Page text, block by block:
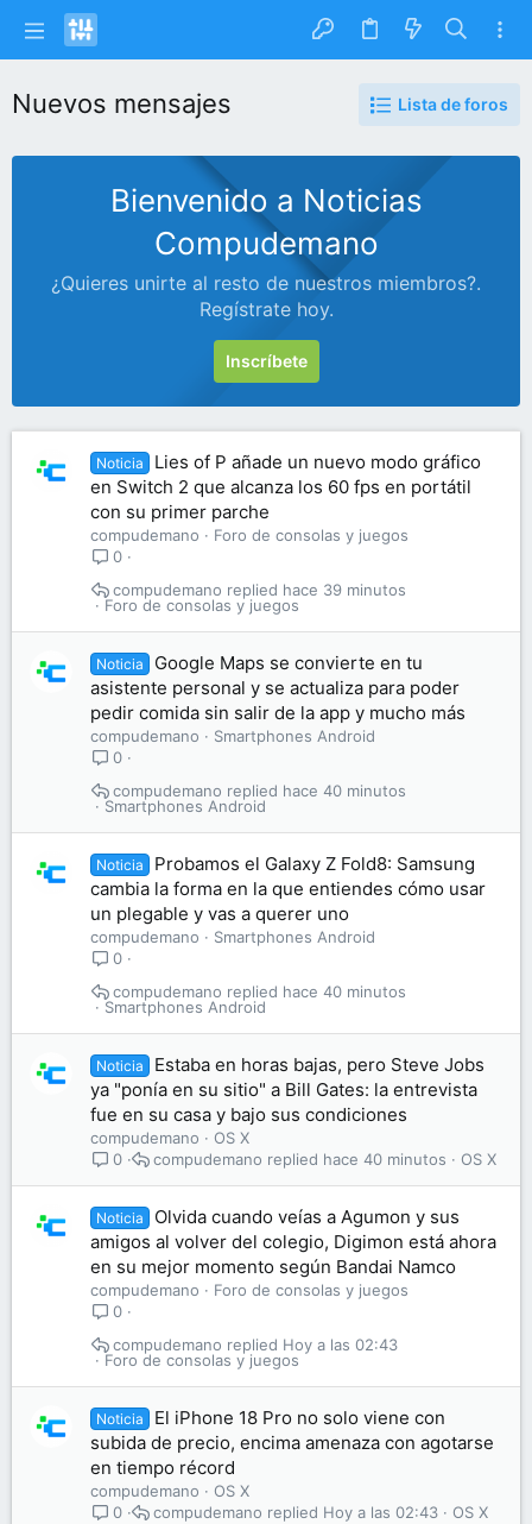
Nuevos mensajes Lista de foros
Bienvenido a Noticias
Compudemano
¿Quieres unirte al resto de nuestros miembros?.
Regístrate hoy.
Inscríbete
Noticia
Lies of P añade un nuevo modo gráfico
en Switch 2 que alcanza los 60 fps en portátil
con su primer parche
compudemano
Foro de consolas y juegos
0
Foro de consolas y juegos
hace 39 minutos
compudemano
Noticia
Google Maps se convierte en tu
asistente personal y se actualiza para poder
pedir comida sin salir de la app y mucho más
compudemano
Smartphones Android
0
Smartphones Android
hace 40 minutos
compudemano
Noticia
Probamos el Galaxy Z Fold8: Samsung
cambia la forma en la que entiendes cómo usar
un plegable y vas a querer uno
compudemano
Smartphones Android
0
Smartphones Android
hace 40 minutos
compudemano
Noticia
Estaba en horas bajas, pero Steve Jobs
ya "ponía en su sitio" a Bill Gates: la entrevista
fue en su casa y bajo sus condiciones
compudemano
OS X
0
OS X
hace 40 minutos
compudemano
Noticia
Olvida cuando veías a Agumon y sus
amigos al volver del colegio, Digimon está ahora
en su mejor momento según Bandai Namco
compudemano
Foro de consolas y juegos
0
Foro de consolas y juegos
Hoy a las 02:43
compudemano
Noticia
El iPhone 18 Pro no solo viene con
subida de precio, encima amenaza con agotarse
en tiempo récord
compudemano
OS X
0
OS X
Hoy a las 02:43
compudemano